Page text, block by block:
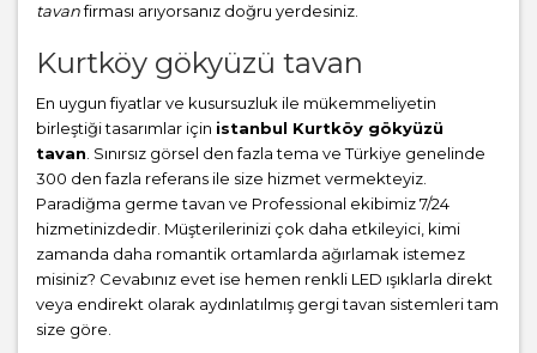
tavanfirması arıyorsanız doğru yerdesiniz.
Kurtköy gökyüzü tavan
En uygun fiyatlar ve kusursuzluk ile mükemmeliyetin
birleştiği tasarımlar için istanbul Kurtköy gökyüzü
tavan . Sınırsız görsel den fazla tema ve Türkiye genelinde
300 den fazla referans ile size hizmet vermekteyiz.
Paradiğma germe tavan ve Professional ekibimiz 7/24
hizmetinizdedir. Müşterilerinizi çok daha etkileyici, kimi
zamanda daha romantik ortamlarda ağırlamak istemez
misiniz? Cevabınız evet ise hemen renkli LED ışıklarla direkt
veya endirekt olarak aydınlatılmış gergi tavan sistemleri tam
size göre.